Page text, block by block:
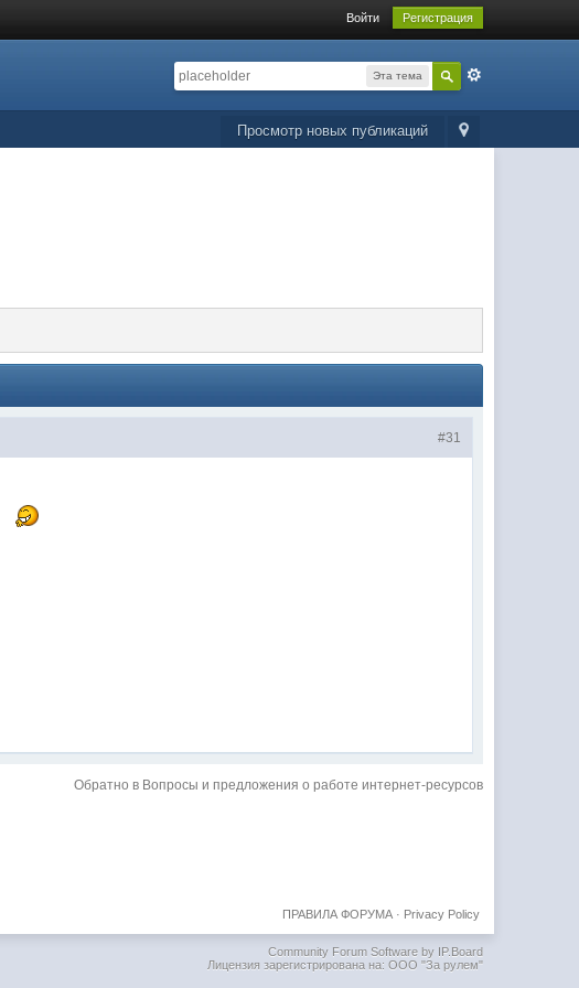
Войти Регистрация
Эта тема
Просмотр новых публикаций
#31
Обратно в Вопросы и предложения о работе интернет-ресурсов
Privacy Policy
ПРАВИЛА ФОРУМА·
Community Forum Software by IP.Board
Лицензия зарегистрирована на: ООО "За рулем"